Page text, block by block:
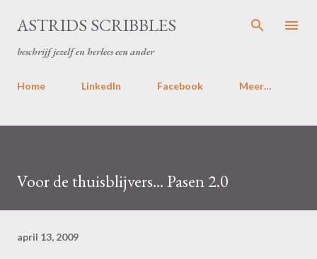
Doorgaan naar hoofdcontent
ASTRIDS SCRIBBLES
beschrijf jezelf en herlees een ander
Home LinkedIn Facebook Meer…
Voor de thuisblijvers... Pasen 2.0
april 13, 2009